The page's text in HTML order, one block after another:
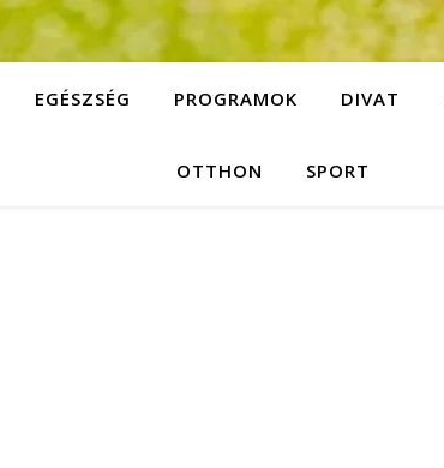
EGÉSZSÉG PROGRAMOK DIVAT
OTTHON SPORT